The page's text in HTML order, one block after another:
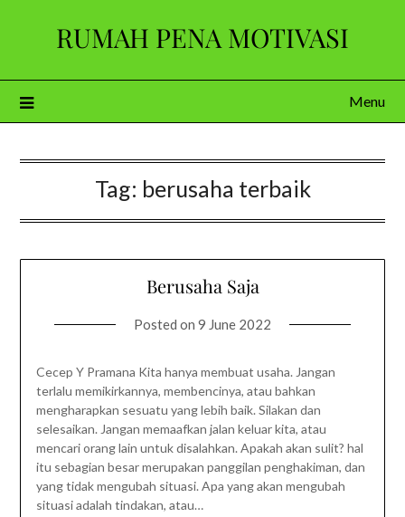
RUMAH PENA MOTIVASI
Menu
Tag: berusaha terbaik
Berusaha Saja
Posted on 9 June 2022
Cecep Y Pramana Kita hanya membuat usaha. Jangan
terlalu memikirkannya, membencinya, atau bahkan
mengharapkan sesuatu yang lebih baik. Silakan dan
selesaikan. Jangan memaafkan jalan keluar kita, atau
mencari orang lain untuk disalahkan. Apakah akan sulit? hal
itu sebagian besar merupakan panggilan penghakiman, dan
yang tidak mengubah situasi. Apa yang akan mengubah
situasi adalah tindakan, atau…